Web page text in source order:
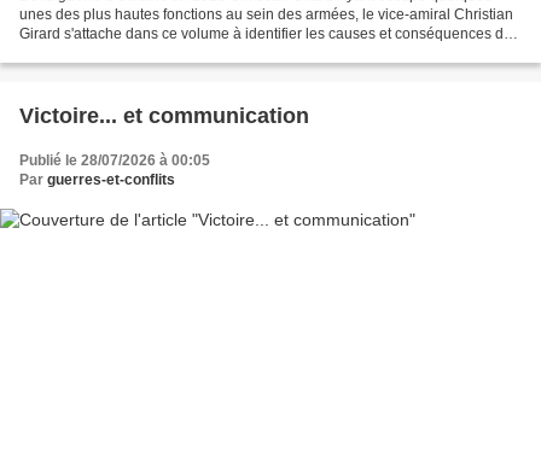
unes des plus hautes fonctions au sein des armées, le vice-amiral Christian
Girard s'attache dans ce volume à identifier les causes et conséquences du
Victoire... et communication
Publié le 28/07/2026 à 00:05
Par guerres-et-conflits